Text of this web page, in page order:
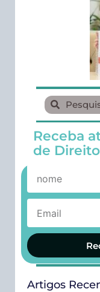
Receba
de
Artigos